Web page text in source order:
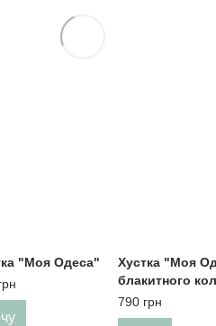
"Моя Одеса"
Хустка "Моя
блакитного
790 грн